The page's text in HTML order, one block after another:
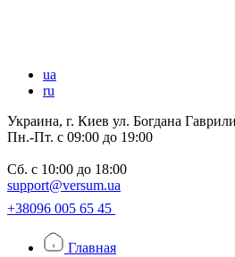
ua
ru
Украина, г. Киев ул. Богдана
Пн.-Пт. с 09:00 до 19:00
Сб. с 10:00 до 18:00
support@versum.ua
+38096 005 65 45
Главная